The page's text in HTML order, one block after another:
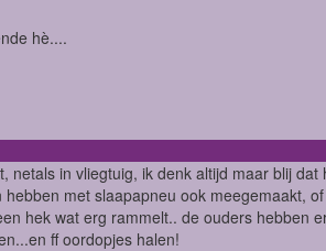
hè....
netals in vliegtuig, ik denk altijd maar blij
met slaapapneu ook meegemaakt,
hek wat erg rammelt.. de ouders hebben
ff oordopjes halen!